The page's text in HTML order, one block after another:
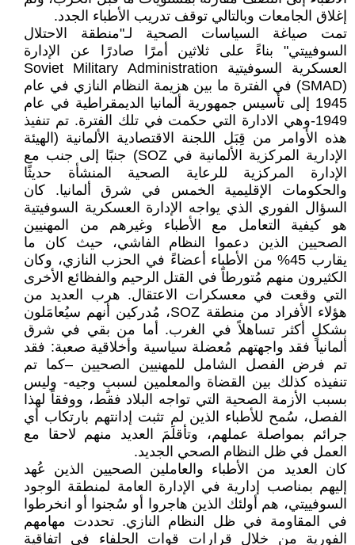
إغلاق الجامعات وبالتالي توقف تدريب الأطباء الجدد.
تمت صياغة السياسات الصحية لـ"منطقة الاحتلال
السوفييتي" بناءً على ثلاثين أمرًا صادرًا عن الإدارة
العسكرية السوفيتية Soviet Military Administration
(SMAD) في الفترة ما بين هزيمة النظام النازي في عام
1945 إلى تأسيس جمهورية ألمانيا الديمقراطية في عام
1949-وهي الادارة التي حكمت في تلك الفترة. تم تنفيذ
هذه الأوامر من قِبَل اللجنة الاقتصادية الألمانية (الهيئة
الإدارية المركزية الألمانية في SOZ) جنبًا إلى جنب مع
الإدارة المركزية للرعاية الصحية المنشأة حديثًا
والحكومات الإقليمية الخمس في شرق ألمانيا. كان
السؤال الفوري الذي يواجه الإدارة العسكرية السوفيتية
هو كيفية التعامل مع الأطباء وغيرهم من المهنيين
الصحيين الذين دعموا النظام الفاشي، حيث كان ما
يقارب 45% من الأطباء أعضاءً في الحزب النازي، وكان
الكثيرون منهم مُتورطاً في القتل الرحيم والفظائع الأخرى
التي وقعت في معسكرات الاعتقال. هرب العديد من
هؤلاء الأفراد من منطقة SOZ، مُدركين أنهم سيُعامَلون
بشكلٍ أكثر تساهلاً في الغرب. أما من بقي في شرق
ألمانيا فقد واجهتهم مُعضلة سياسية وأخلاقية صعبة: فقد
تم فرض الفصل الشامل للمهنيين الصحيين –كما تم
تنفيذه كذلك بين القضاة والمعلمين لسببٍ وجيه- وليس
بسبب الأزمة الصحية التي تواجه البلاد فقط، ووفقاً لهذا
الفصل، سُمح للأطباء الذين لم تثبت إدانتهم بارتكاب أي
جرائم بمواصلة عملهم، وتأقلَمَ العديد منهم لاحقا مع
العمل في ظل النظام الصحي الجديد.
كان العديد من الأطباء والعاملين الصحيين الذين عُهد
إليهم بمناصب إدارية في الإدارة العامة لمنطقة الوجود
السوفييتي، هم أولئك الذين هاجروا أو سُجنوا أو انخرطوا
في المقاومة في ظل النظام النازي. تحددت مهامهم
الفورية من خلال قرارات قوات الحلفاء في اتفاقية